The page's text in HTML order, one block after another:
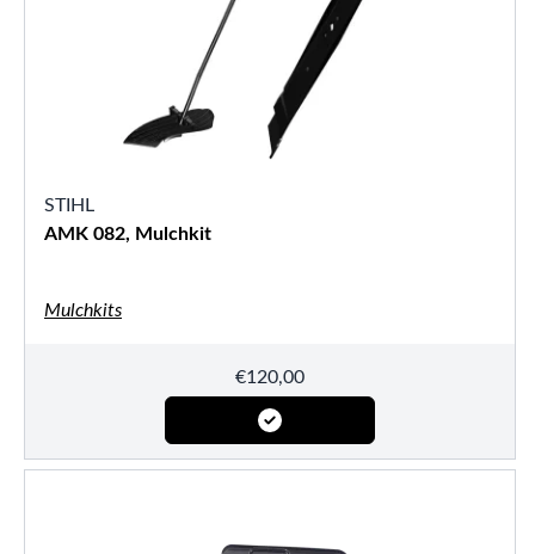
STIHL
AMK 082, Mulchkit
Mulchkits
€120,00